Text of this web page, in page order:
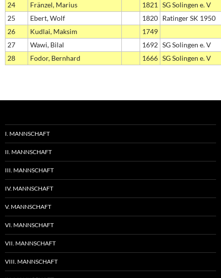
24
Fränzel, Marius 1821
SG Solingen e. V
25
Ebert, Wolf 1820 Ratinger SK 1950
26
Kudlai, Maksim
1749
27
Wawi, Bilal 1692 SG Solingen e. V
28
Fodor, Bernhard 1666 SG Solingen e. V
I. MANNSCHAFT
II. MANNSCHAFT
III. MANNSCHAFT
IV. MANNSCHAFT
V. MANNSCHAFT
VI. MANNSCHAFT
VII. MANNSCHAFT
VIII. MANNSCHAFT